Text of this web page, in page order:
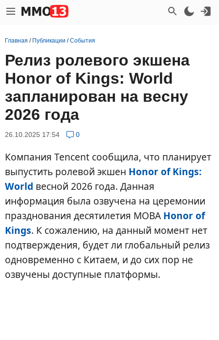
Главная / Публикации /События
Релиз ролевого экшена
Honor of Kings: World
запланирован на весну
2026 года
26.10.2025 17:54 0
Компания Tencent сообщила, что планирует
выпустить ролевой экшен Honor of Kings:
World весной 2026 года. Данная
информация была озвучена на церемонии
празднования десятилетия MOBA Honor of
Kings. К сожалению, на данный момент нет
подтверждения, будет ли глобальный релиз
одновременно с Китаем, и до сих пор не
озвучены доступные платформы.